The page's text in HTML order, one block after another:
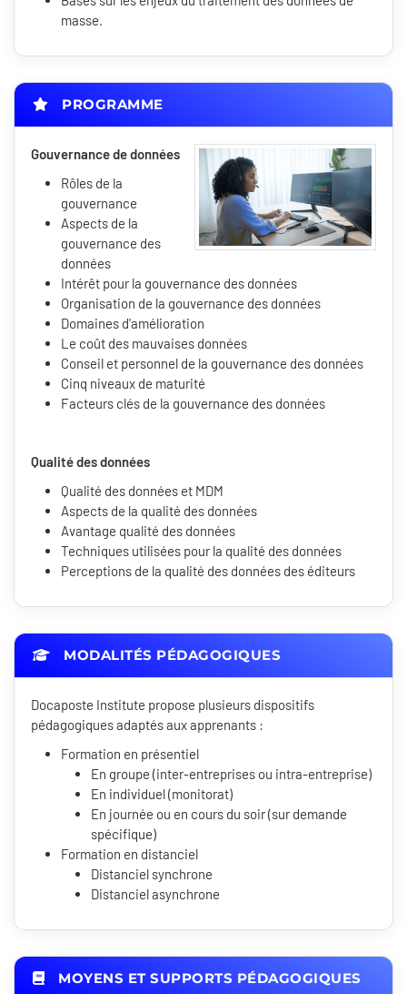
masse.
PROGRAMME
Gouvernance de données
Rôles de la
gouvernance
Aspects de la
gouvernance des
données
Intérêt pour la gouvernance des données
Organisation de la gouvernance des données
Domaines d'amélioration
Le coût des mauvaises données
Conseil et personnel de la gouvernance des données
Cinq niveaux de maturité
Facteurs clés de la gouvernance des données
Qualité des données
Qualité des données et MDM
Aspects de la qualité des données
Avantage qualité des données
Techniques utilisées pour la qualité des données
Perceptions de la qualité des données des éditeurs
MODALITÉS PÉDAGOGIQUES
Docaposte Institute propose plusieurs dispositifs
pédagogiques adaptés aux apprenants :
Formation en présentiel
En groupe (inter-entreprises ou intra-entreprise)
En individuel (monitorat)
En journée ou en cours du soir (sur demande
spécifique)
Formation en distanciel
Distanciel synchrone
Distanciel asynchrone
MOYENS ET SUPPORTS PÉDAGOGIQUES